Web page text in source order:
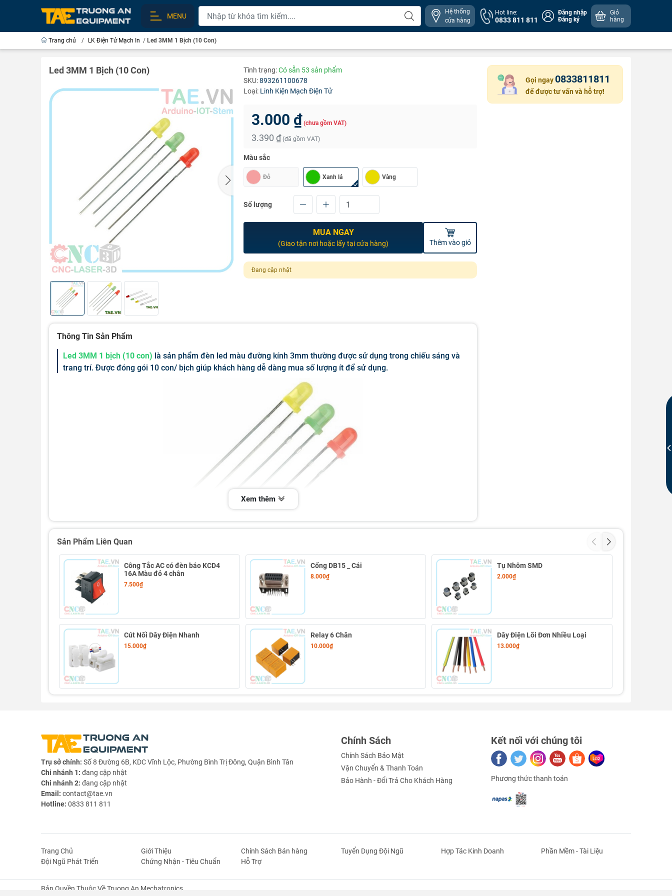
MENU
Hệ thống
cửa hàng
Hot line:
0833 811 811
Đăng nhập
Đăng ký
Giỏ
hàng
Trang chủ / LK Điện Tử Mạch In / Led 3MM 1 Bịch (10 Con)
Led 3MM 1 Bịch (10 Con) Tình trạng:Có sẵn 53 sản phẩm
SKU:893261100678
Loại: Linh Kiện Mạch Điện Tử
3.000 ₫ (chưa gồm VAT)
3.390 ₫ (đã gồm VAT)
Màu sắc
Đỏ Xanh lá Vàng
Số lượng
MUA NGAY
(Giao tận nơi hoặc lấy tại cửa hàng) Thêm vào giỏ
Đang cập nhật
Gọi ngay 0833811811
để được tư vấn và hỗ trợ!
Thông Tin Sản Phẩm
Led 3MM 1 bịch (10 con) là sản phẩm đèn led màu đường kính 3mm thường được sử dụng trong chiếu sáng và
trang trí. Được đóng gói 10 con/ bịch giúp khách hàng dễ dàng mua số lượng ít để sử dụng.
Thông số kỹ thuật Led 3MM 1 bịch (10 con)
- Đường kính led: 3mm
- Màu sắc: Đỏ, vàng, xanh lá
- Điện áp: 2.5-3.5V
- Dòng điện: 10mA - 15mA
Sơ đồ nối dây và kích thước
Xem thêm
Sản Phẩm Liên Quan
Công Tắc AC có đèn báo KCD4
16A Màu đỏ 4 chân
7.500₫
Cổng DB15 _ Cái
8.000₫
Tụ Nhôm SMD
2.000₫
Cút Nối Dây Điện Nhanh
15.000₫
Relay 6 Chân
10.000₫
Dây Điện Lõi Đơn Nhiều Loại
13.000₫
Trụ sở chính: Số 8 Đường 6B, KDC Vĩnh Lộc, Phường Bình Trị Đông, Quận Bình Tân
Chi nhánh 1: đang cập nhật
Chi nhánh 2: đang cập nhật
Email: contact@tae.vn
Hotline: 0833 811 811
Chính Sách
Chính Sách Bảo Mật
Vận Chuyển & Thanh Toán
Bảo Hành - Đổi Trả Cho Khách Hàng
Kết nối với chúng tôi
Phương thức thanh toán
Trang Chủ Giới Thiệu Chính Sách Bán hàng Tuyển Dụng Đội Ngũ Hợp Tác Kinh Doanh
Phần Mềm - Tài Liệu
Đội Ngũ Phát Triển
Chứng Nhận - Tiêu Chuẩn Hỗ Trợ
Bản Quyền Thuộc Về Truong An Mechatronics.